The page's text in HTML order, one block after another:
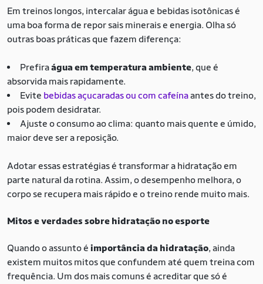
Em treinos longos, intercalar água e bebidas isotônicas é
uma boa forma de repor sais minerais e energia. Olha só
outras boas práticas que fazem diferença:
Prefiraágua em temperatura ambiente, que é
absorvida mais rapidamente.
Evite bebidas açucaradas ou com cafeínaantes do treino,
pois podem desidratar.
Ajuste o consumo ao clima: quanto mais quente e úmido,
maior deve ser a reposição.
Adotar essas estratégias é transformar a hidratação em
parte natural da rotina. Assim, o desempenho melhora, o
corpo se recupera mais rápido e o treino rende muito mais.
Mitos e verdades sobre hidratação no esporte
Quando o assunto é importância da hidratação, ainda
existem muitos mitos que confundem até quem treina com
frequência. Um dos mais comuns é acreditar que só é